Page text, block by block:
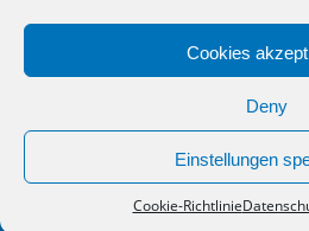
Cookies
Deny
Einstellungen
Cookie-Richtlinie